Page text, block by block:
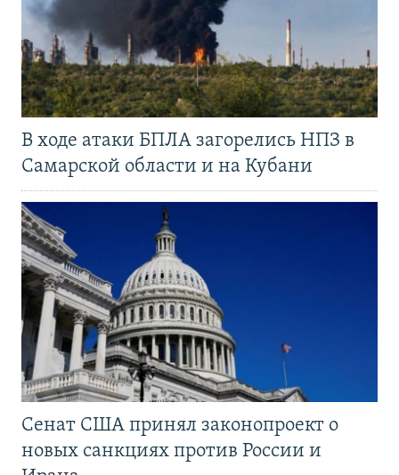
В ходе атаки БПЛА загорелись НПЗ в
Самарской области и на Кубани
Сенат США принял законопроект о
новых санкциях против России и